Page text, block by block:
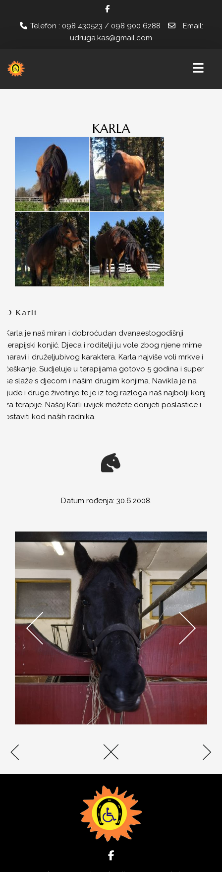
Telefon : 098 430523 / 098 900 6288
Email:
udruga.kas@gmail.com
NOVOSTI
PROJEKTI
ZAŽELI U KAS-U
ZAJEDNO U KAS-U
INSTITUCIONALNA PODRŠKA ZA STABILIZACIJU I
RAZVOJ UDRUGE
RTL POMAŽE DJECI
ARHIVA
KASOM U BUDUĆNOST
ISPUNJEN ŽIVOT
GODINE NISU VAŽNE
ZAŽELI U KAS-U
ZAJEDNO U KAS-U
PSIHOLOŠKA POMOĆ RODITELJIMA U
PREVLADAVANJU STRESA UZROKOVANOG
POTRESOM
ZAVOD ZA VJEŠTAČENJE
NAŠI LJUBIMCI
SLUŽBENI DOKUMENTI
O NAMA
KONTAKT
KARLA
O Karli
Karla je naš miran i dobroćudan dvanaestogodišnji
terapijski konjić. Djeca i roditelji ju vole zbog njene mirne
naravi i druželjubivog karaktera. Karla najviše voli mrkve i
češkanje. Sudjeluje u terapijama gotovo 5 godina i super
se slaže s djecom i našim drugim konjima. Navikla je na
ljude i druge životinje te je iz tog razloga naš najbolji konj
za terapije. Našoj Karli uvijek možete donijeti poslastice i
ostaviti kod naših radnika.
Datum rođenja: 30.6.2008.
Udruga KAS Sisak Savska ulica 66 44000 Sisak